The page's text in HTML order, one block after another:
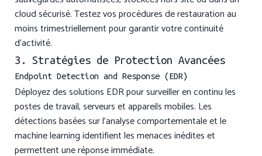
cloud sécurisé. Testez vos procédures de restauration au
moins trimestriellement pour garantir votre continuité
d’activité.
3. Stratégies de Protection Avancées
Endpoint Detection and Response (EDR)
Déployez des solutions EDR pour surveiller en continu les
postes de travail, serveurs et appareils mobiles. Les
détections basées sur l’analyse comportementale et le
machine learning identifient les menaces inédites et
permettent une réponse immédiate.